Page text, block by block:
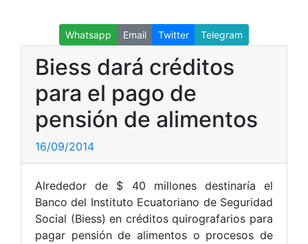
Whatsapp Email Twitter Telegram
Biess dará créditos
para el pago de
pensión de alimentos
16/09/2014
Alrededor de $ 40 millones destinaría el
Banco del Instituto Ecuatoriano de Seguridad
Social (Biess) en créditos quirografarios para
pagar pensión de alimentos o procesos de